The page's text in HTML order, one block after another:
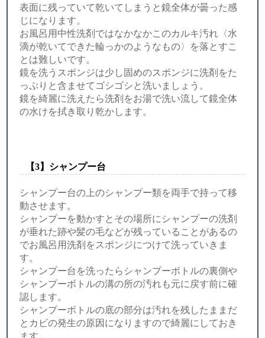
表面に残っていて乾いてしまうと鏡全体が曇った感
じになります。
お風呂用中性洗剤ではなかなかこのカルキ汚れ〈水
滴が乾いてできた輪っかのようなもの〉を落とすこ
とは難しいです。
鏡を洗うスポンジは少し固めのスポンジに洗剤をた
っぷりと含ませてゴシゴシと洗いましょう。
鏡を綺麗に洗えたら洗剤をお湯で洗い流して鏡全体
の水けを拭き取り乾かします。
【︎3】シャンプー台
シャンプー台の上のシャンプー類を両手で持って移
動させます。
シャンプーを動かすとその場所にシャンプーの洗剤
が垂れた跡や髪の毛などが残っていることがあるの
でお風呂用洗剤をスポンジにつけて洗っていきま
す。
シャンプー台を洗ったらシャンプーボトルの裏側や
シャンプーボトルの溝の所の汚れも元に戻す前に確
認します。
シャンプーボトルの底の部分は汚れを残したままだ
とカビの発生の原因になりますので綺麗にしておき
ます。